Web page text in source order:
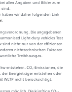
allen Angaben und Bilder zum
haben wir daher folgenden Link
.
Die angegebenen
Light-duty vehicles Test
sind nicht nur von der effizienten
nichttechnischen Faktoren
Treibhausgas.
entstehen. CO₂-Emissionen, die
Energieträger entstehen oder
WLTP nicht berücksichtigt.
möglich. Die künftige CO₂-